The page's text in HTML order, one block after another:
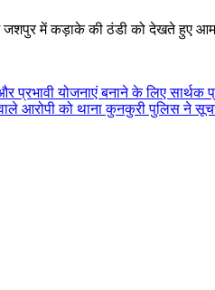
जशपुर में कड़ाके की ठंडी को देखते हुए
योजनाएं बनाने के लिए सार्थक
आरोपी को थाना कुनकुरी पुलिस ने